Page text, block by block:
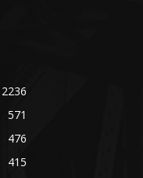
2236
571
476
415